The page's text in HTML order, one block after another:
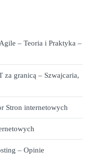
– Teoria i Praktyka –
granicą – Szwajcaria,
Stron internetowych
– Opinie